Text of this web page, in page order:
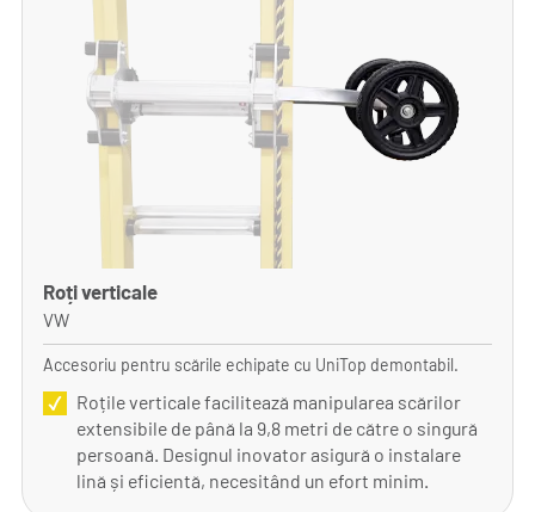
Roți verticale
VW
Accesoriu pentru scările echipate cu UniTop demontabil.
Roțile verticale facilitează manipularea scărilor
extensibile de până la 9,8 metri de către o singură
persoană. Designul inovator asigură o instalare
lină și eficientă, necesitând un efort minim.